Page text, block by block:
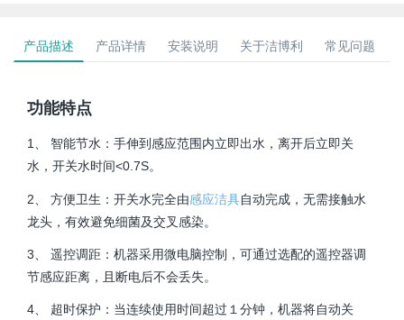
产品描述 产品详情 安装说明 关于洁博利 常见问题
功能特点
1、 智能节水：手伸到感应范围内立即出水，离开后立即关
水，开关水时间<0.7S。
2、 方便卫生：开关水完全由感应洁具自动完成，无需接触水
龙头，有效避免细菌及交叉感染。
3、 遥控调距：机器采用微电脑控制，可通过选配的遥控器调
节感应距离，且断电后不会丢失。
4、 超时保护：当连续使用时间超过１分钟，机器将自动关